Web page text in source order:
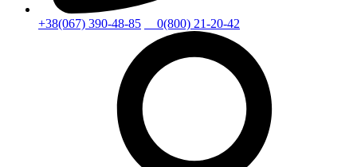
+38(067) 390-48-85 0(800) 21-20-42